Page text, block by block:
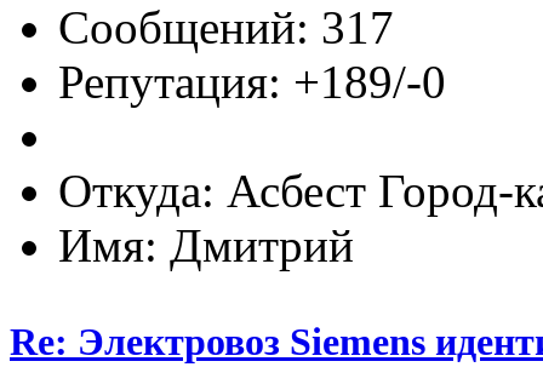
Сообщений: 317
Репутация: +189/-0
Откуда: Асбест Город-
Имя: Дмитрий
Re: Электровоз Siemens